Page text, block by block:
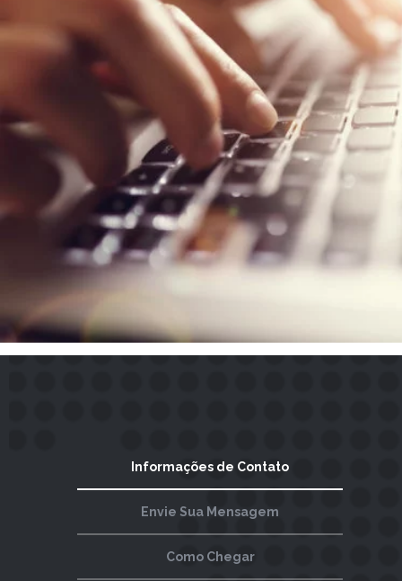
Informações de Contato
Envie Sua Mensagem
Como Chegar